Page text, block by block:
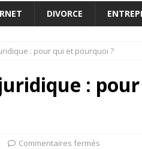
DIVORCE
: pour qui et pourquoi ?
:
Commentaires fermés